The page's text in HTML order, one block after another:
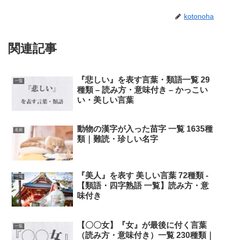
kotonoha
関連記事
一覧
『悲しい』を表す言葉・類語一覧 29
種類 – 読み方・意味付き – かっこい
い・美しい言葉
名前
動物の漢字が入った苗字 一覧 1635種
類｜難読・珍しい名字
一覧
『美人』を表す 美しい言葉 72種類 -
【類語・四字熟語 一覧】読み方・意
味付き
一覧
【〇〇女】『女』が最後に付く言葉
（読み方・意味付き）一覧 230種類｜